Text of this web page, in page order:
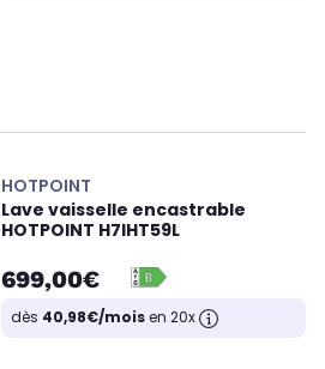
HOTPOINT
Lave vaisselle encastrable
HOTPOINT H7IHT59L
699,00€
dès 40,98€/moisen 20x